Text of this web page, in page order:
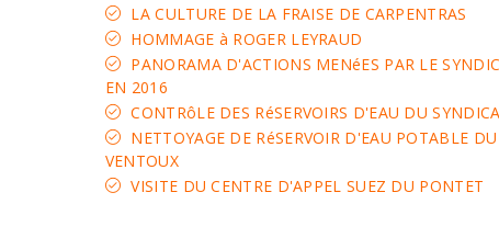
LA CULTURE DE LA FRAISE DE CARPENTRAS
HOMMAGE à ROGER LEYRAUD
PANORAMA D'ACTIONS MENéES PAR LE
EN 2016
CONTRôLE DES RéSERVOIRS D'EAU DU
NETTOYAGE DE RéSERVOIR D'EAU POTABLE
VENTOUX
VISITE DU CENTRE D'APPEL SUEZ DU PONTET